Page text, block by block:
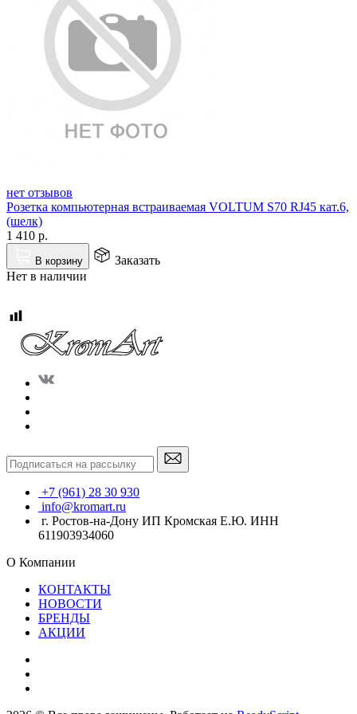
нет отзывов
Розетка компьютерная встраиваемая VOLTUM S70 RJ45 кат.6,
(шелк)
1 410 р.
В корзину
Заказать
Нет в наличии
+7 (961) 28 30 930
info@kromart.ru
г. Ростов-на-Дону ИП Кромская Е.Ю. ИНН
611903934060
О Компании
КОНТАКТЫ
НОВОСТИ
БРЕНДЫ
АКЦИИ